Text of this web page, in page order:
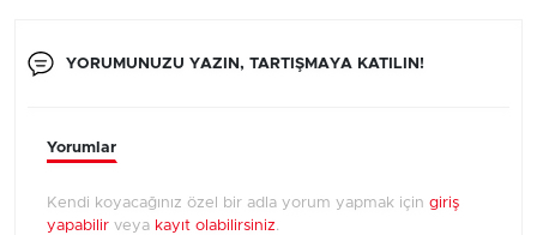
YORUMUNUZU YAZIN, TARTIŞMAYA KATILIN!
Yorumlar
Kendi koyacağınız özel bir adla yorum yapmak için giriş
yapabilir veya kayıt olabilirsiniz.